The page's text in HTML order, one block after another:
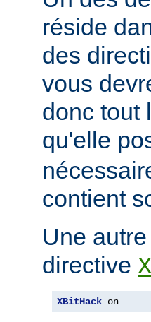
réside
des
vous
donc tout
qu'elle
contient
Une
directive
XBitHack on